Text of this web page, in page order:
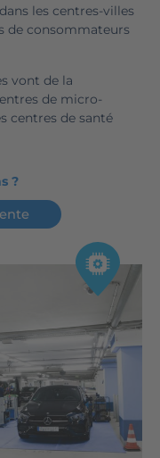
les centres-villes
de consommateurs
vont de la
de micro-
centres de santé
?